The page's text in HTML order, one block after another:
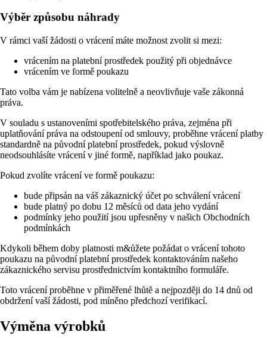
Výběr způsobu náhrady
V rámci vaší žádosti o vrácení máte možnost zvolit si mezi:
vrácením na platební prostředek použitý při objednávce
vrácením ve formě poukazu
Tato volba vám je nabízena volitelně a neovlivňuje vaše zákonná
práva.
V souladu s ustanoveními spotřebitelského práva, zejména při
uplatňování práva na odstoupení od smlouvy, proběhne vrácení platby
standardně na původní platební prostředek, pokud výslovně
neodsouhlásíte vrácení v jiné formě, například jako poukaz.
Pokud zvolíte vrácení ve formě poukazu:
bude připsán na váš zákaznický účet po schválení vrácení
bude platný po dobu 12 měsíců od data jeho vydání
podmínky jeho použití jsou upřesněny v našich Obchodních
podmínkách
Kdykoli během doby platnosti m&ůžete požádat o vrácení tohoto
poukazu na původní platební prostředek kontaktováním našeho
zákaznického servisu prostřednictvím kontaktního formuláře.
Toto vrácení proběhne v přiměřené lhůtě a nejpozději do 14 dnů od
obdržení vaší žádosti, pod míněno předchozí verifikací.
Výměna výrobků